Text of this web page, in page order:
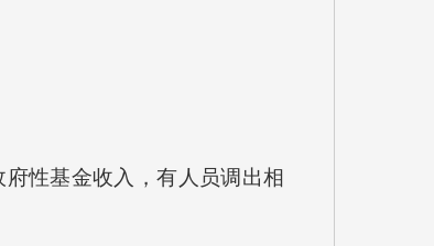
性基金收入，有人员调出相